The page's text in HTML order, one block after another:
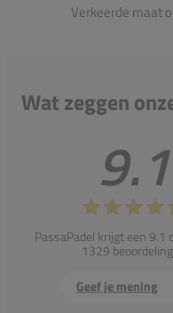
Verkeerde maat
Wat zeggen
9.1
PassaPadel krijgt een 9.1
1329
Geef je mening